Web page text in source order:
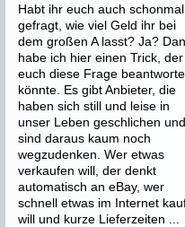
Habt ihr euch auch schonmal
gefragt, wie viel Geld ihr bei
dem großen A lasst? Ja?
habe ich hier einen Trick, der
euch diese Frage
könnte. Es gibt Anbieter, die
haben sich still und leise in
unser Leben geschlichen und
sind daraus kaum noch
wegzudenken. Wer etwas
verkaufen will, der denkt
automatisch an eBay, wer
schnell etwas im Internet
will und kurze Lieferzeiten ...